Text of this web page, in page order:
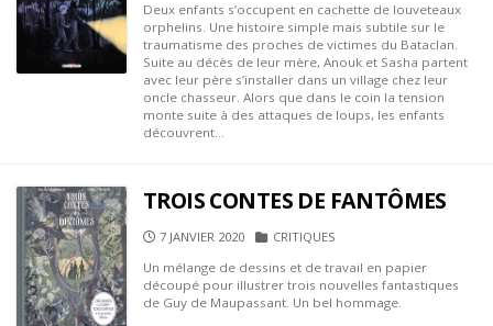
Deux enfants s’occupent en cachette de louveteaux
orphelins. Une histoire simple mais subtile sur le
traumatisme des proches de victimes du Bataclan.
Suite au décès de leur mère, Anouk et Sasha partent
avec leur père s’installer dans un village chez leur
oncle chasseur. Alors que dans le coin la tension
monte suite à des attaques de loups, les enfants
découvrent...
TROIS CONTES DE FANTÔMES
PUBLISHED
7 JANVIER 2020 CATEGORIES
CRITIQUES
Un mélange de dessins et de travail en papier
découpé pour illustrer trois nouvelles fantastiques
de Guy de Maupassant. Un bel hommage.